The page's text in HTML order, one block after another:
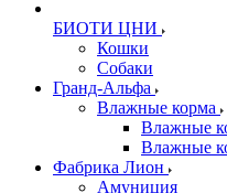
БИОТИ ЦНИ
Кошки
Собаки
Гранд-Альфа
Влажные корма
Влажные
Влажные
Фабрика Лион
Амуниция